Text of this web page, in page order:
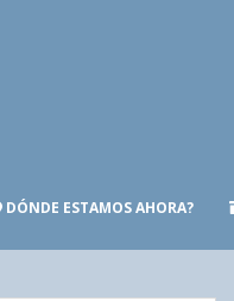
DÓNDE ESTAMOS AHORA?